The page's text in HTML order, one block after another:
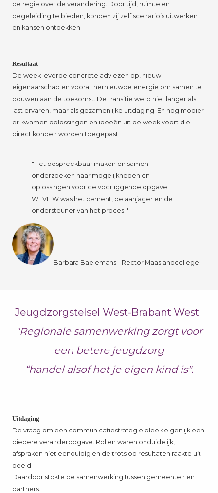
de regie over de verandering. Door tijd, ruimte en
begeleiding te bieden, konden zij zelf scenario’s uitwerken
en kansen ontdekken.
Resultaat
De week leverde concrete adviezen op, nieuw
eigenaarschap en vooral: hernieuwde energie om samen te
bouwen aan de toekomst. De transitie werd niet langer als
last ervaren, maar als gezamenlijke uitdaging. En nog mooier
er kwamen oplossingen en ideeën uit de week voort die
direct konden worden toegepast.
"Het bespreekbaar maken en samen
onderzoeken naar mogelijkheden en
oplossingen voor de voorliggende opgave:
WEVIEW was het cement, de aanjager en de
ondersteuner van het proces.''
Barbara Baelemans - Rector Maaslandcollege
Jeugdzorgstelsel West-Brabant West
"Regionale samenwerking zorgt voor
een betere jeugdzorg
“handel alsof het je eigen kind is".
Uitdaging
De vraag om een communicatiestrategie bleek eigenlijk een
diepere veranderopgave. Rollen waren onduidelijk,
afspraken niet eenduidig en de trots op resultaten raakte uit
beeld.
Daardoor stokte de samenwerking tussen gemeenten en
partners.